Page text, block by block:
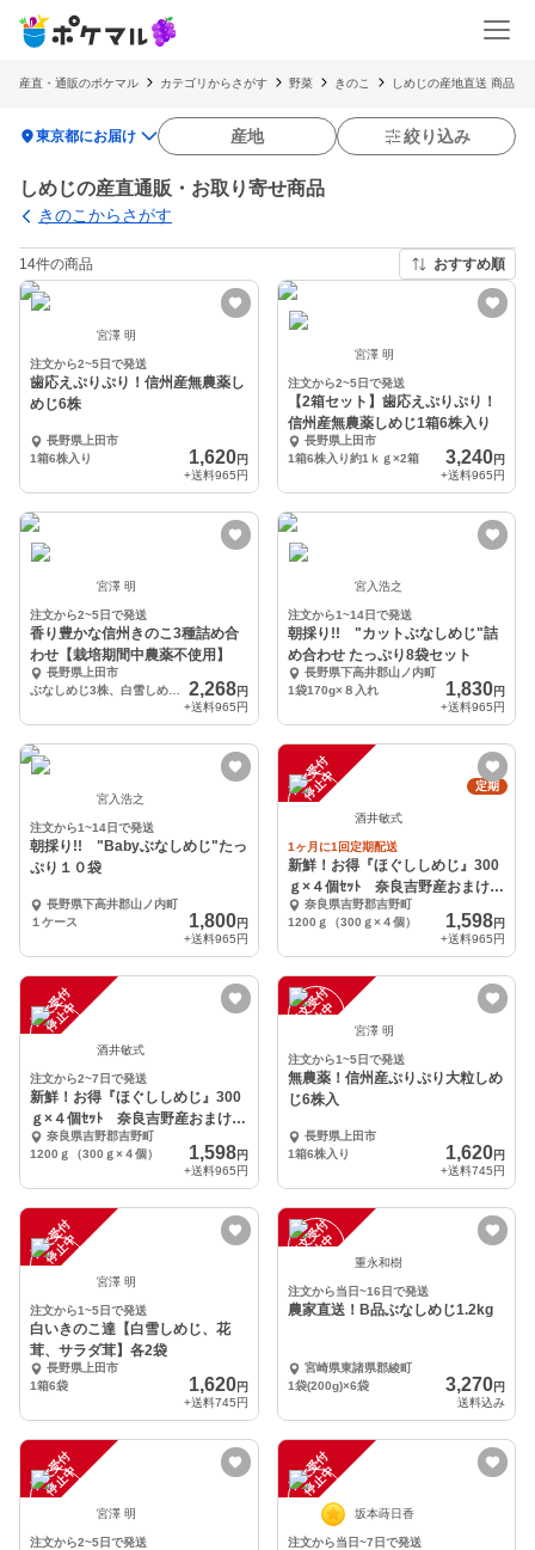
産直・通販のポケマル カテゴリからさがす 野菜 きのこ しめじの産地直送 商品
location_on東京都にお届け 産地 絞り込み
しめじの産直通販・お取り寄せ商品
きのこからさがす
14件の商品 おすすめ順
宮澤 明
注文から2~5日で発送
歯応えぷりぷり！信州産無農薬し
めじ6株
長野県上田市
1箱6株入り
1,620円
+送料965円
宮澤 明
注文から2~5日で発送
【2箱セット】歯応えぷりぷり！
信州産無農薬しめじ1箱6株入り
長野県上田市
1箱6株入り約1ｋｇ×2箱
3,240円
+送料965円
宮澤 明
注文から2~5日で発送
香り豊かな信州きのこ3種詰め合
わせ【栽培期間中農薬不使用】
長野県上田市
2,268円
+送料965円
宮入浩之
注文から1~14日で発送
朝採り!! "カットぶなしめじ"詰
め合わせ たっぷり8袋セット
長野県下高井郡山ノ内町
1袋170g×８入れ
1,830円
+送料965円
宮入浩之
注文から1~14日で発送
朝採り!! "Babyぶなしめじ"たっ
ぷり１０袋
長野県下高井郡山ノ内町
１ケース
1,800円
+送料965円
注
文
受
付
停
止
中 定期
酒井敏式
1ヶ月に1回定期配送
新鮮！お得『ほぐししめじ』300
ｇ×４個ｾｯﾄ 奈良吉野産おまけ
付 ｸｰﾙ便
奈良県吉野郡吉野町
1200ｇ（300ｇ×４個）
1,598円
+送料965円
注
文
受
付
停
止
中
酒井敏式
注文から2~7日で発送
新鮮！お得『ほぐししめじ』300
ｇ×４個ｾｯﾄ 奈良吉野産おまけ
付 ｸｰﾙ便
奈良県吉野郡吉野町
1200ｇ（300ｇ×４個）
1,598円
+送料965円
注
文
受
付
停
止
中 宮澤 明
注文から1~5日で発送
無農薬！信州産ぷりぷり大粒しめ
じ6株入
長野県上田市
1箱6株入り
1,620円
+送料745円
注
文
受
付
停
止
中
宮澤 明
注文から1~5日で発送
白いきのこ達【白雪しめじ、花
茸、サラダ茸】各2袋
長野県上田市
1箱6袋
1,620円
+送料745円
注
文
受
付
停
止
中 重永和樹
注文から当日~16日で発送
農家直送！B品ぶなしめじ1.2kg
宮崎県東諸県郡綾町
1袋(200g)×6袋
3,270円
送料込み
注
文
受
付
停
止
中
宮澤 明
注文から2~5日で発送
注
文
受
付
停
止
中
坂本蒔日香
注文から当日~7日で発送